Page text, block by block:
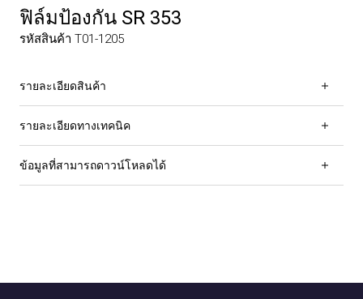
ฟิล์มป้องกัน SR 353
รหัสสินค้า T01-1205
รายละเอียดสินค้า
รายละเอียดทางเทคนิค
ข้อมูลที่สามารถดาวน์โหลดได้